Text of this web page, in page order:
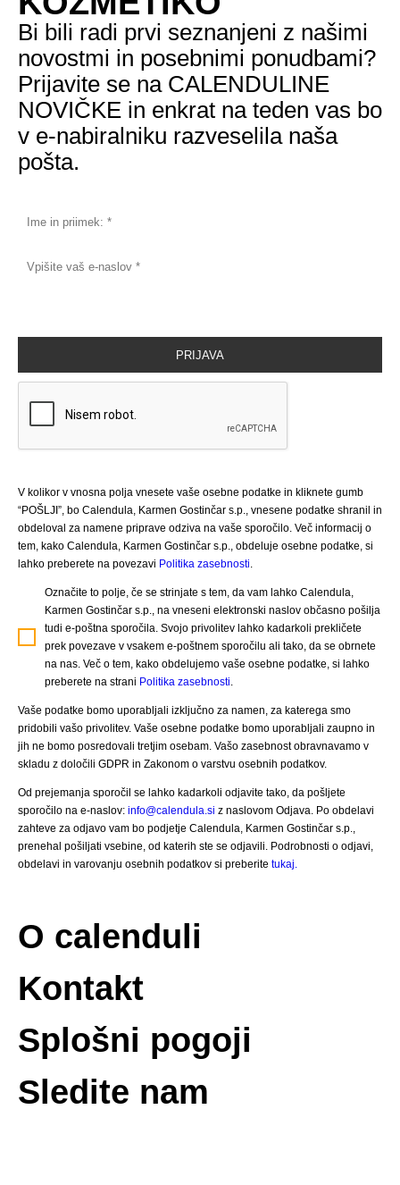
Bi bili radi prvi seznanjeni z našimi
novostmi in posebnimi ponudbami?
Prijavite se na CALENDULINE
NOVIČKE in enkrat na teden vas bo
v e-nabiralniku razveselila naša
pošta.
V kolikor v vnosna polja vnesete vaše osebne podatke in kliknete gumb
“POŠLJI”, bo Calendula, Karmen Gostinčar s.p., vnesene podatke shranil in
obdeloval za namene priprave odziva na vaše sporočilo. Več informacij o
tem, kako Calendula, Karmen Gostinčar s.p., obdeluje osebne podatke, si
lahko preberete na povezavi Politika zasebnosti.
Označite to polje, če se strinjate s tem, da vam lahko Calendula,
Karmen Gostinčar s.p., na vneseni elektronski naslov občasno pošilja
tudi e-poštna sporočila. Svojo privolitev lahko kadarkoli prekličete
prek povezave v vsakem e-poštnem sporočilu ali tako, da se obrnete
na nas. Več o tem, kako obdelujemo vaše osebne podatke, si lahko
preberete na strani Politika zasebnosti.
Vaše podatke bomo uporabljali izključno za namen, za katerega smo
pridobili vašo privolitev. Vaše osebne podatke bomo uporabljali zaupno in
jih ne bomo posredovali tretjim osebam. Vašo zasebnost obravnavamo v
skladu z določili GDPR in Zakonom o varstvu osebnih podatkov.
Od prejemanja sporočil se lahko kadarkoli odjavite tako, da pošljete
sporočilo na e-naslov: info@calendula.si z naslovom Odjava. Po obdelavi
zahteve za odjavo vam bo podjetje Calendula, Karmen Gostinčar s.p.,
prenehal pošiljati vsebine, od katerih ste se odjavili. Podrobnosti o odjavi,
obdelavi in varovanju osebnih podatkov si preberite tukaj.
O calenduli
Kontakt
Splošni pogoji
Sledite nam